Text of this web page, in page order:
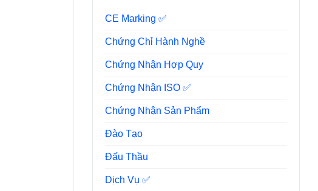
CE Marking ✅
Chứng Chỉ Hành Nghề
Chứng Nhận Hợp Quy
Chứng Nhận ISO ✅
Chứng Nhận Sản Phẩm
Đào Tạo
Đấu Thầu
Dịch Vụ ✅